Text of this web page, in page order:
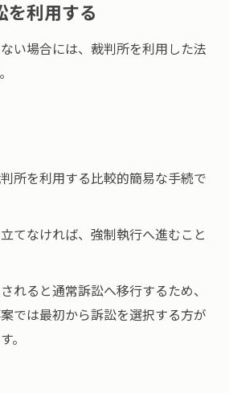
を利用する
い場合には、裁判所を利用した法
所を利用する比較的簡易な手続で
てなければ、強制執行へ進むこと
れると通常訴訟へ移行するため、
では最初から訴訟を選択する方が
。